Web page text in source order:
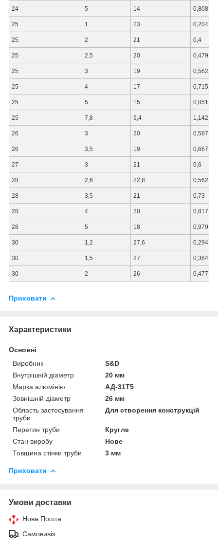
24 5 14 0,808
25 1 23 0,204
25 2 21 0,4
25 2,5 20 0,479
25 3 19 0,562
25 4 17 0,715
25 5 15 0,851
25 7,8 9,4 1,142
26 3 20 0,587
26 3,5 19 0,667
27 3 21 0,6
28 2,6 22,8 0,562
28 3,5 21 0,73
28 4 20 0,817
28 5 18 0,979
30 1,2 27,6 0,294
30 1,5 27 0,364
30 2 26 0,477
Приховати
Характеристики
Основні
Виробник
S&D
Внутрішній діаметр
20 мм
Марка алюмінію
АД-31Т5
Зовнішній діаметр
26 мм
Область застосування
труби
Для створення конструкцій
Перетин труби
Кругле
Стан виробу
Нове
Товщина стінки труби
3 мм
Приховати
Умови доставки
Нова Пошта
Самовивіз